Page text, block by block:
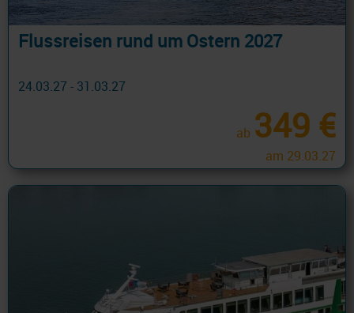
Flussreisen rund um Ostern 2027
24.03.27 - 31.03.27
ab 349 €
am 29.03.27